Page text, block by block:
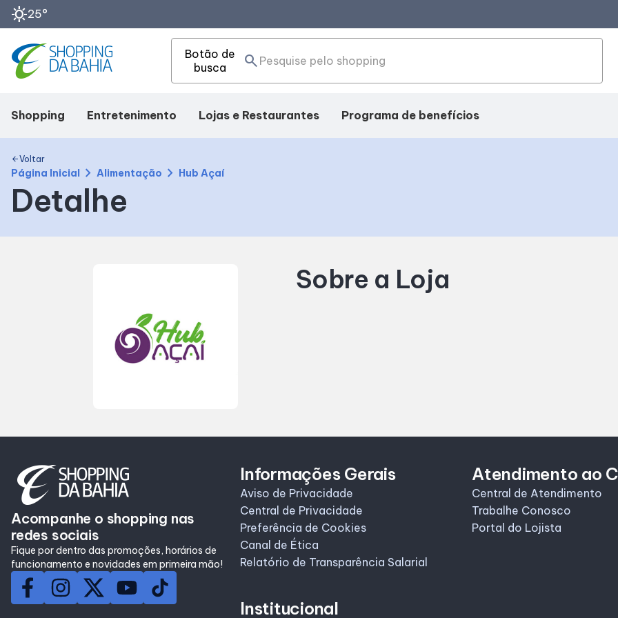
sunny25°
Botão de
busca
search
Shopping
Mapa Interno
Como chegar
Facilidades
Entretenimento
Eventos
Fique por Dentro
Lojas e Restaurantes
Compre Online
Programa de benefícios
arrow_backVoltar
Página Inicial chevron_right Alimentação chevron_right Hub Açaí
Detalhe
Sobre a Loja
Acompanhe o shopping nas
redes sociais
Fique por dentro das promoções, horários de
funcionamento e novidades em primeira mão!
Informações Gerais
Aviso de Privacidade
Central de Privacidade
Preferência de Cookies
Canal de Ética
Relatório de Transparência Salarial
Institucional
Atendimento ao
Central de Atendimento
Trabalhe Conosco
Portal do Lojista